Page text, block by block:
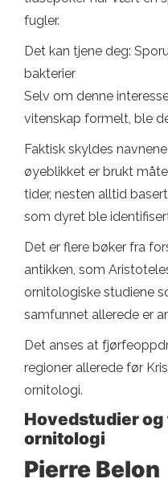
fugler.
Det kan tjene deg:
bakterier
Selv om denne
vitenskap formelt, ble
Faktisk skyldes
øyeblikket er brukt
tider, nesten alltid
som dyret ble
Det er flere bøker fra
antikken, som
ornitologiske studiene
samfunnet allerede er
Det anses at
regioner allerede før
ornitologi.
Hovedstudier
ornitologi
Pierre Belon